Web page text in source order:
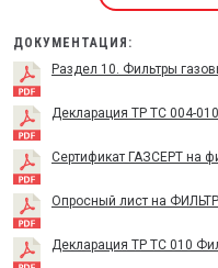
ДОКУМЕНТАЦИЯ:
Раздел 10. Фильтры
Декларация ТР ТС 004-
Сертификат ГАЗСЕРТ на
Опросный лист на
Декларация ТР ТС 010